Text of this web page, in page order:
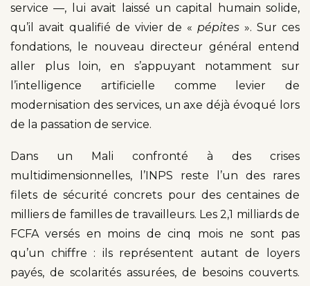
service —, lui avait laissé un capital humain solide,
qu’il avait qualifié de vivier de «pépites ». Sur ces
fondations, le nouveau directeur général entend
aller plus loin, en s’appuyant notamment sur
l’intelligence artificielle comme levier de
modernisation des services, un axe déjà évoqué lors
de la passation de service.
Dans un Mali confronté à des crises
multidimensionnelles, l’INPS reste l’un des rares
filets de sécurité concrets pour des centaines de
milliers de familles de travailleurs. Les 2,1 milliards de
FCFA versés en moins de cinq mois ne sont pas
qu’un chiffre : ils représentent autant de loyers
payés, de scolarités assurées, de besoins couverts.